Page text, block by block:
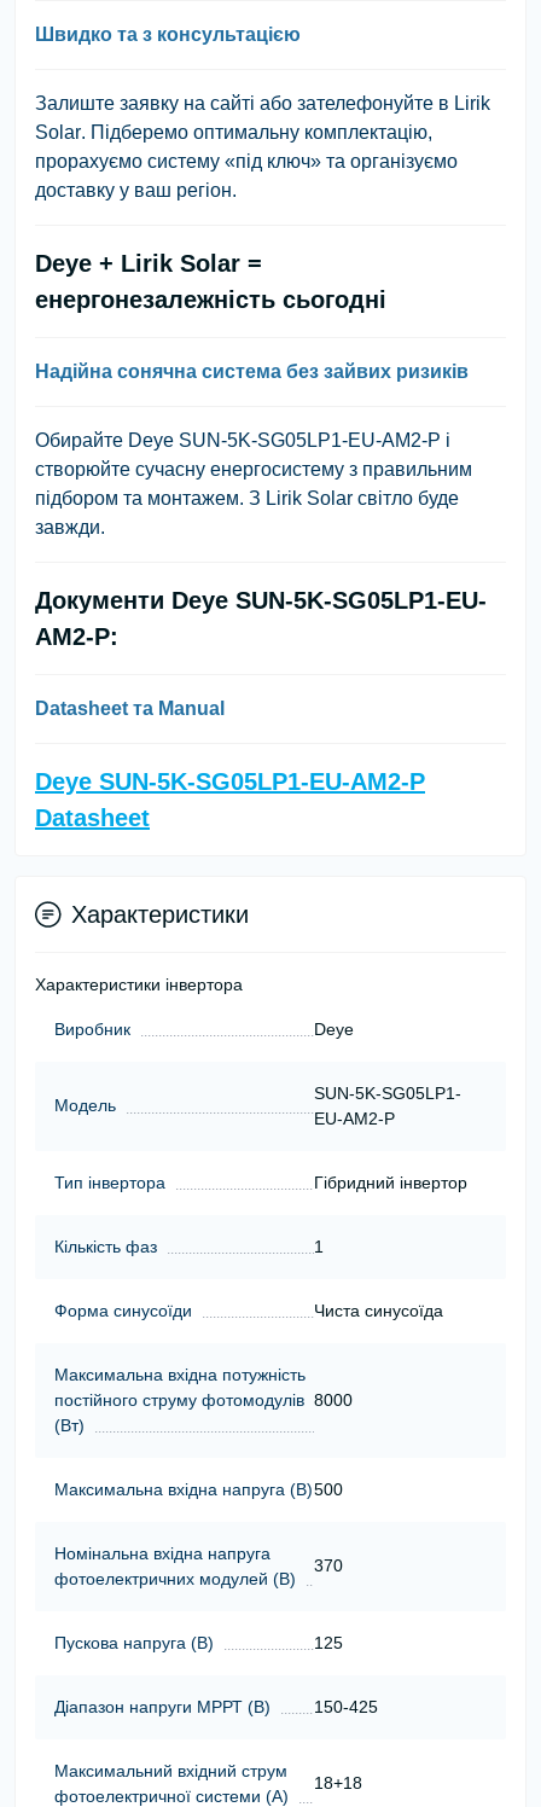
Швидко та з консультацією
Залиште заявку на сайті або зателефонуйте в Lirik
Solar. Підберемо оптимальну комплектацію,
прорахуємо систему «під ключ» та організуємо
доставку у ваш регіон.
Deye + Lirik Solar =
енергонезалежність сьогодні
Надійна сонячна система без зайвих ризиків
Обирайте Deye SUN-5K-SG05LP1-EU-AM2-P і
створюйте сучасну енергосистему з правильним
підбором та монтажем. З Lirik Solar світло буде
завжди.
Документи Deye SUN-5K-SG05LP1-EU-
AM2-P:
Datasheet та Manual
Deye SUN-5K-SG05LP1-EU-AM2-P
Datasheet
Характеристики
Характеристики інвертора
Виробник Deye
Модель
SUN-5K-SG05LP1-
EU-AM2-P
Тип інвертора Гібридний інвертор
Кількість фаз 1
Форма синусоїди Чиста синусоїда
Максимальна вхідна потужність
постійного струму фотомодулів
(Вт)
8000
Максимальна вхідна напруга (В)500
Номінальна вхідна напруга
фотоелектричних модулей (В)
370
Пускова напруга (В) 125
Діапазон напруги МРРТ (В) 150-425
Максимальний вхідний струм
фотоелектричної системи (А)
18+18